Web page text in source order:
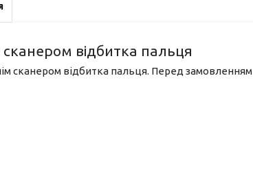
відбитка пальця
сканером відбитка пальця. Перед замовленням